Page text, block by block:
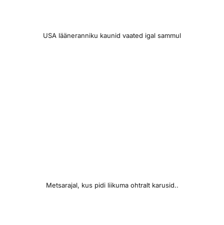
USA lääneranniku kaunid vaated igal sammul
Metsarajal, kus pidi liikuma ohtralt karusid..